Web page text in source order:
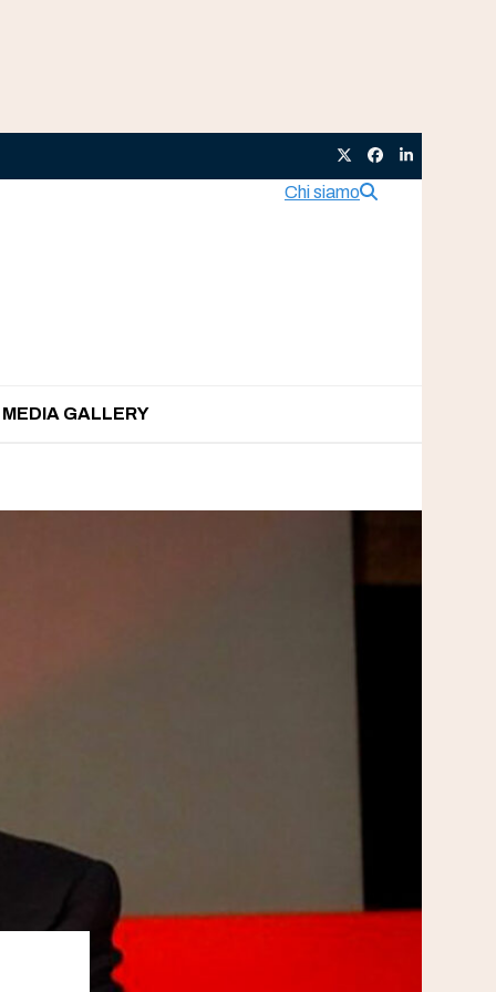
TwitterFacebook
LinkedIn
Chi siamo
MEDIA GALLERY